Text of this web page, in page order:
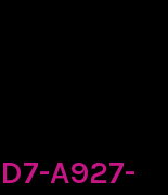
A927-